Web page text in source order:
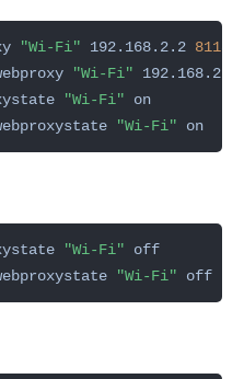
"Wi-Fi" 192.168.2.2 8118
"Wi-Fi"
"Wi-Fi"
"Wi-Fi"
"Wi-Fi"
"Wi-Fi"